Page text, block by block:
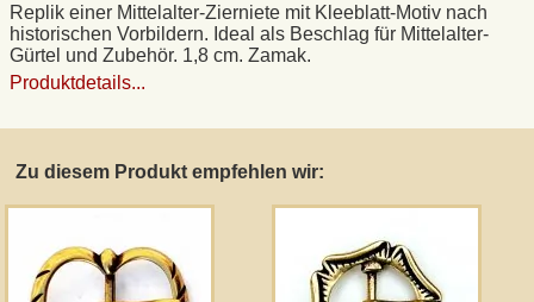
Replik einer Mittelalter-Zierniete mit Kleeblatt-Motiv nach
historischen Vorbildern. Ideal als Beschlag für Mittelalter-
Gürtel und Zubehör. 1,8 cm. Zamak.
Produktdetails...
Zu diesem Produkt empfehlen wir:
Datenschutz
Widerrufsrecht
Anfertigung von Museumsrepliken
AGB